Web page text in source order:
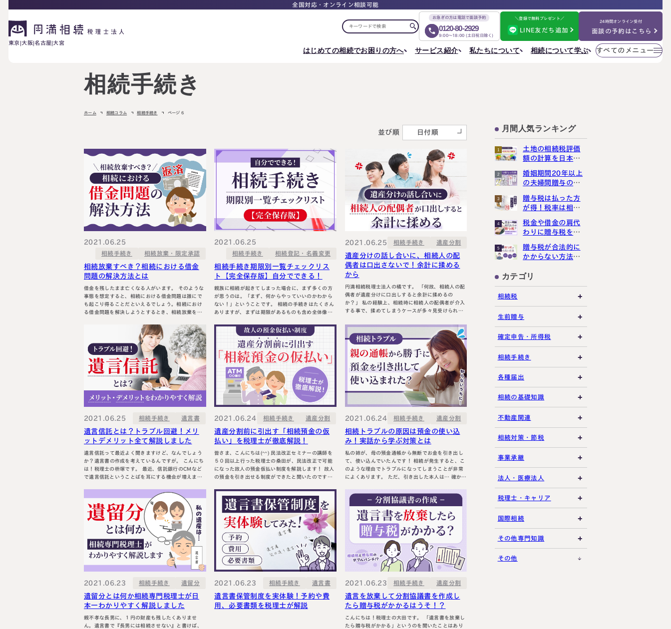
全国対応・オンライン相談可能
東京 大阪 名古屋 大宮
お急ぎの方は電話で面談予約
0120-80-2929
9:00～18:00 (土日祝日除く)
＼登録で無料プレゼント／
LINE友だち追加
24時間オンライン受付
面談の予約はこちら
はじめての相続でお困りの方へ
お困りの方へ
詳しく見る
サービス紹介
生前対策相談について
私たちについて
阪急グランドビル20階
Access
名古屋事務所
〒450-0002
愛知県名古屋市中村区名駅三丁目28番12号
大名古屋ビルヂング25階
Access
大宮事務所
〒330-0854
埼玉県さいたま市大宮区桜木町一丁目195番地1
Access
相続について学ぶ すべてのメニュー
メニューを
閉じる
相続が発生した方へ
相続に備えたい方へ
ついて
相続税試算につ
いて 料金表
大阪事務所
名古屋事務所
大宮事務所
はじめての相続でお困りの方へ
はじめての方へ
相続ロードマップ
相続について学ぶ
相続コラム
セミナー
円満相続ちゃんねる
その他のメニュー
採用サイト
お知らせ
社員日記
お急ぎの方は電話で面談予約
0120-80-2929
面談予約・お問い合わせ 【24時間受付】
LINE友だち追加 登録で無料プレゼント
プライバシーポリシー
相続手続き
ホーム 相続コラム 相続手続き ページ 6
並び順 日付順
2021.06.25
相続手続き 相続放棄・限定承認
相続放棄すべき？相続における借金
問題の解決方法とは
借金を残したまま亡くなる人がいます。 そのような
事態を想定すると、相続における借金問題は誰にで
も起こり得ることだといえるでしょう。相続におけ
る借金問題を解決しようとするとき、相続放棄を利
ば、亡くなった人の借金を引き継がずに済むからで
す。相続における借金問題で悩んでいる人は、相続
放棄の手続きについて知っておく必要があります。
そこで、相続放…
2021.06.25
相続手続き 相続登記・名義変更
相続手続き期限別一覧チェックリス
ト【完全保存版】自分でできる！
親族に相続が起きてしまった場合に、まず多くの方
が思うのは。「まず、何からやっていいのかわから
ない！」ということです。 相続の手続きはたくさん
ありますが、まずは期限があるものも含め全体像を
続き大全のダイジェスト版として解説していきま
までの流れ まず、故人が病院で亡くなった場合と、
それ以外…
2021.06.25 相続手続き 遺産分割
遺産分けの話し合いに、相続人の配
偶者は口出さないで！余計に揉める
から
円満相続税理士法人の橘です。 「何故、相続人の配
偶者が遺産分けに口出しすると余計に揉めるの
か？」 私の経験上、相続時に相続人の配偶者が介入
する事で、揉めてしまうケースが多々見受けられま
ついて考えましょう。 遺産の分け方のルール 遺言書
がある場合には遺言書に沿って行い、無い場合は遺
産分割協議を相続人全員で行い、相続人全員の合意
をもっ…
2021.06.25 相続手続き 遺言書
遺言信託とは？トラブル回避！メリ
ットデメリット全て解説しました
遺言信託って最近よく聞きますけど、なんでしょう
か？遺言書の作成を考えているんですが。 こんにち
は！税理士の枡塚です。 最近、信託銀行のCMなど
で遺言信託ということばを耳にする機会が増えまし
を銀行などの金融機関が預かってくれるサービスの
く解説しています♪ 遺言信託は、とても高額な報
酬…
2021.06.24 相続手続き 遺産分割
遺産分割前に引出す「相続預金の仮
払い」を税理士が徹底解説！
皆さま、こんにちは(^^) 民法改正セミナーの講師を
５０回以上行った税理士の桑田が、民法改正で可能
になった故人の預金仮払い制度を解説します！ 故人
の預金を引き出せる制度ができたと聞いたのです
を理解することができます♪ 【民法改正】凍結後＆
遺産分割前でも個人の預金が引き出せるように？
2019年に相続税の業界を激震させた相続法（民法の
うち相続…
2021.06.24 相続手続き 遺産分割
相続トラブルの原因は預金の使い込
み！実話から学ぶ対策とは
私の姉が、母の預金通帳から無断でお金を引き出し
て、使い込んでいたんです！ 相続が発生すると、こ
のような理由でトラブルになってしまうことが非常
によくあります。 ただ、引き出した本人は… 確かに
母の介護のために使ってたいので、私的に使い込ん
でいたわけではありません… と主張することがほと
んどなので、議論は決着しないことが多いのです…
2021.06.23 相続手続き 遺留分
遺留分とは何か相続専門税理士が日
本一わかりやすく解説しました
親不孝な長男に、１円の財産も残したくありませ
ん。遺言書で『長男には相続させない』と書けば、
2021.06.23 相続手続き 遺言書
遺言書保管制度を実体験！予約や費
用、必要書類を税理士が解説
2021.06.23 相続手続き 遺産分割
遺言を放棄して分割協議書を作成し
たら贈与税がかかるはうそ！？
こんにちは！税理士の大田です。 「遺言書を放棄し
たら贈与税がかかる」というのを聞いたことはあり
月間人気ランキング
1
土地の相続税評価
額の計算を日本一
しました
2
婚姻期間20年以上
の夫婦間贈与の特
まっせ
3
贈与税は払った方
が得！税率は相続
です！
4
税金や借金の肩代
わりに贈与税をか
ポイント
5
贈与税が合法的に
かからない方法３
もばれる？】
カテゴリ
相続税
相続税の基礎知識
税務調査・申告実務
各種控除・特例
生前贈与
贈与税の基礎知識
贈与の特例制度
生前贈与
その他贈与関連
確定申告・所得税
譲渡所得
その他所得税
相続手続き
遺言書
遺留分
遺産分割
相続登記・名義変更
相続放棄・限定承認
相続手続き全般
各種届出
税金の納付
死亡届・届出関連
延納・物納
相続の基礎知識
法定相続人・法定相続
分
相続財産
特別縁故者
特別受益・寄与分
不動産関連
建物・マンション評価
土地の評価
借地権・貸家
その他不動産
相続対策・節税
養子縁組・家族信託
生命保険活用
小規模企業共済
不動産活用
その他の相続対策
事業承継
非上場株式評価
自己株式・株式取得
種類株式・名義株
役員関連
事業承継税制
法人・医療法人
社団法人
合同会社・持分会社
医療法人
税理士・キャリア
税理士選び・相談
税理士試験
税理士キャリア
国際相続
米国関連
海外不動産
その他専門知識
事例紹介
その他